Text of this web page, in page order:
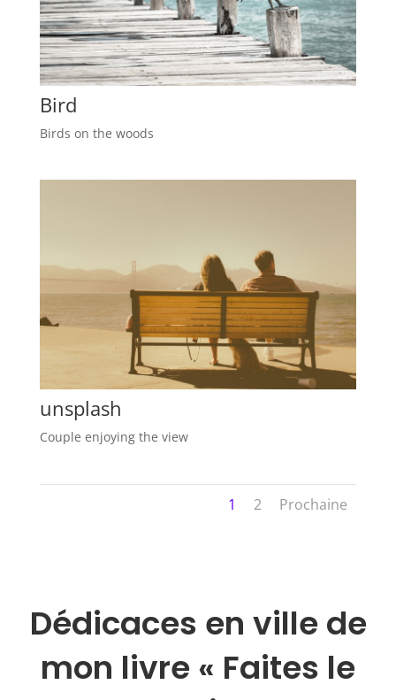
Bird
Birds on the woods
unsplash
Couple enjoying the view
1 2 Prochaine
Dédicaces en ville de
mon livre « Faites le